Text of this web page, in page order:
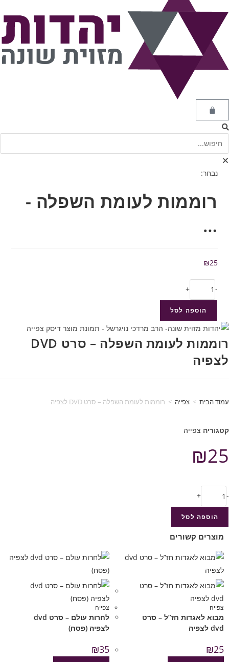
נבחר:
רוממות לעומת השפלה -
…
₪25
-
+
הוספה לסל
רוממות לעומת השפלה – סרט DVD
לצפיה
עמוד הבית > צפייה > רוממות לעומת השפלה – סרט DVD לצפיה
קטגוריה צפייה
₪25
-
+
הוספה לסל
מוצרים קשורים
צפייה
מבוא לאגדות חז”ל – סרט
dvd לצפיה
₪25
צפייה
לחרות עולם – סרט dvd
לצפיה (פסח)
₪35